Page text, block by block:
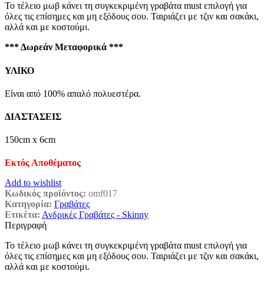
was:
€27,00.
τιμή
είναι:
€18,00.
To τέλειo μωβ κάνει τη συγκεκριμένη γραβάτα must επιλογή για
όλες τις επίσημες και μη εξόδους σου. Ταιριάζει με τζιν και σακάκι,
αλλά και με κοστούμι.
*** Δωρεάν Μεταφορικά ***
ΥΛΙΚΟ
Είναι από 100% απαλό πολυεστέρα.
ΔΙΑΣΤΑΣΕΙΣ
150cm x 6cm
Εκτός Αποθέματος
Add to wishlist
Κωδικός προϊόντος: omf017
Κατηγορία: Γραβάτες
Ετικέτα: Ανδρικές Γραβάτες - Skinny
Περιγραφή
To τέλειo μωβ κάνει τη συγκεκριμένη γραβάτα must επιλογή για
όλες τις επίσημες και μη εξόδους σου. Ταιριάζει με τζιν και σακάκι,
αλλά και με κοστούμι.